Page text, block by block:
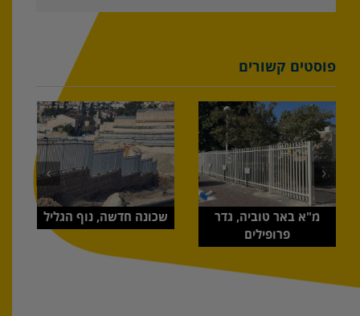
פוסטים קשורים
שכונה חדשה, נוף הגליל
מ"א באר טוביה, גדר
פרופילים